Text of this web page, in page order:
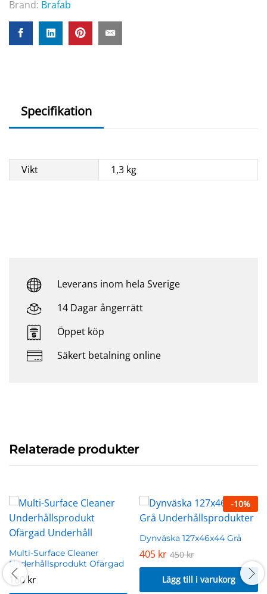
Brand: Brafab
Specifikation
Vikt 1,3 kg
Leverans inom hela Sverige
14 Dagar ångerrätt
Öppet köp
Säkert betalning online
Relaterade produkter
Multi-Surface Cleaner
Underhållsprodukt Ofärgad
160kr
-10%
Dynväska 127x46x44 Grå
405 kr 450kr
Lägg till i varukorg